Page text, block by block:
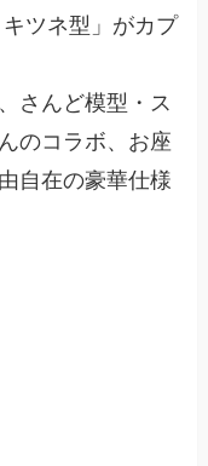
ツネ型」がカプ
さんど模型・ス
のコラボ、お座
自在の豪華仕様